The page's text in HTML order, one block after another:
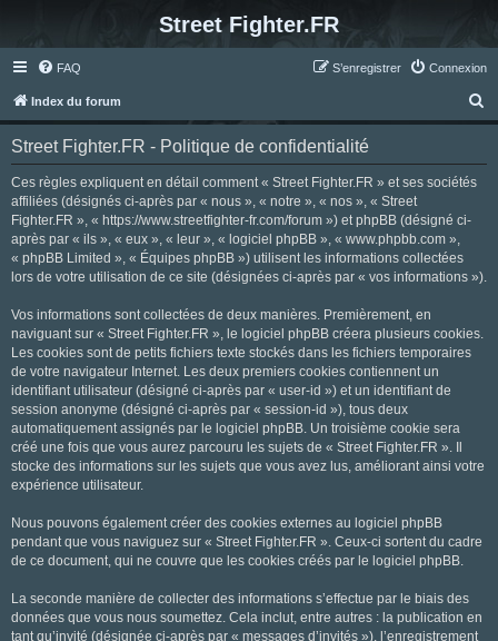
Street Fighter.FR
FAQ Connexion
S’enregistrer
Index du forum
e
Street Fighter.FR - Politique de confidentialité
Ces règles expliquent en détail comment « Street Fighter.FR » et ses sociétés
affiliées (désignés ci-après par « nous », « notre », « nos », « Street
Fighter.FR », « https://www.streetfighter-fr.com/forum ») et phpBB (désigné ci-
après par « ils », « eux », « leur », « logiciel phpBB », « www.phpbb.com »,
« phpBB Limited », « Équipes phpBB ») utilisent les informations collectées
lors de votre utilisation de ce site (désignées ci-après par « vos informations »).
Vos informations sont collectées de deux manières. Premièrement, en
naviguant sur « Street Fighter.FR », le logiciel phpBB créera plusieurs cookies.
Les cookies sont de petits fichiers texte stockés dans les fichiers temporaires
de votre navigateur Internet. Les deux premiers cookies contiennent un
identifiant utilisateur (désigné ci-après par « user-id ») et un identifiant de
session anonyme (désigné ci-après par « session-id »), tous deux
automatiquement assignés par le logiciel phpBB. Un troisième cookie sera
créé une fois que vous aurez parcouru les sujets de « Street Fighter.FR ». Il
stocke des informations sur les sujets que vous avez lus, améliorant ainsi votre
expérience utilisateur.
Nous pouvons également créer des cookies externes au logiciel phpBB
pendant que vous naviguez sur « Street Fighter.FR ». Ceux-ci sortent du cadre
de ce document, qui ne couvre que les cookies créés par le logiciel phpBB.
La seconde manière de collecter des informations s’effectue par le biais des
données que vous nous soumettez. Cela inclut, entre autres : la publication en
tant qu’invité (désignée ci-après par « messages d’invités »), l’enregistrement